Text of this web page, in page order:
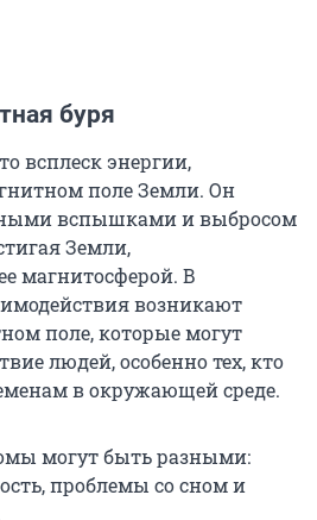
буря
всплеск энергии,
поле Земли. Он
вспышками и выбросом
Земли,
магнитосферой. В
возникают
поле, которые могут
людей, особенно тех, кто
в окружающей среде.
могут быть разными:
проблемы со сном и